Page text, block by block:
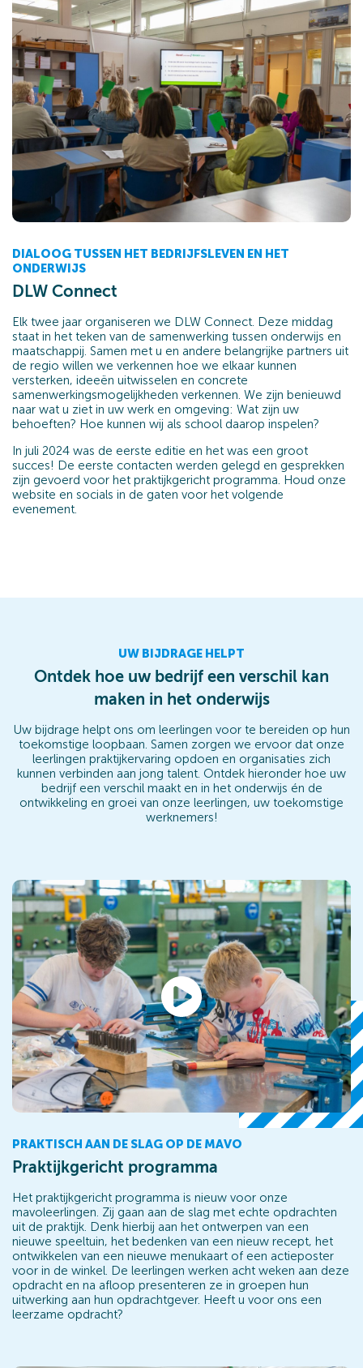
DIALOOG TUSSEN HET BEDRIJFSLEVEN EN HET
ONDERWIJS
DLW Connect
Elk twee jaar organiseren we DLW Connect. Deze middag
staat in het teken van de samenwerking tussen onderwijs en
maatschappij. Samen met u en andere belangrijke partners uit
de regio willen we verkennen hoe we elkaar kunnen
versterken, ideeën uitwisselen en concrete
samenwerkingsmogelijkheden verkennen. We zijn benieuwd
naar wat u ziet in uw werk en omgeving: Wat zijn uw
behoeften? Hoe kunnen wij als school daarop inspelen?
In juli 2024 was de eerste editie en het was een groot
succes! De eerste contacten werden gelegd en gesprekken
zijn gevoerd voor het praktijkgericht programma. Houd onze
website en socials in de gaten voor het volgende
evenement.
UW BIJDRAGE HELPT
Ontdek hoe uw bedrijf een verschil kan
maken in het onderwijs
Uw bijdrage helpt ons om leerlingen voor te bereiden op hun
toekomstige loopbaan. Samen zorgen we ervoor dat onze
leerlingen praktijkervaring opdoen en organisaties zich
kunnen verbinden aan jong talent. Ontdek hieronder hoe uw
bedrijf een verschil maakt en in het onderwijs én de
ontwikkeling en groei van onze leerlingen, uw toekomstige
werknemers!
PRAKTISCH AAN DE SLAG OP DE MAVO
Praktijkgericht programma
Het praktijkgericht programma is nieuw voor onze
mavoleerlingen. Zij gaan aan de slag met echte opdrachten
uit de praktijk. Denk hierbij aan het ontwerpen van een
nieuwe speeltuin, het bedenken van een nieuw recept, het
ontwikkelen van een nieuwe menukaart of een actieposter
voor in de winkel. De leerlingen werken acht weken aan deze
opdracht en na afloop presenteren ze in groepen hun
uitwerking aan hun opdrachtgever. Heeft u voor ons een
leerzame opdracht?